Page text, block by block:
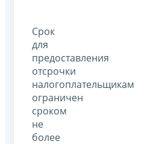
Срок
для
предоставления
отсрочки
налогоплательщикам
ограничен
сроком
не
более